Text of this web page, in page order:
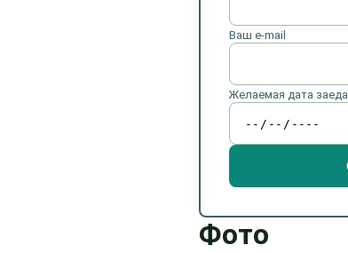
Ваш e-mail
Желаемая дата заеда
Фото